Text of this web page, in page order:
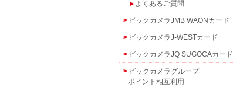
よくあるご質問
ビックカメラJMB WAONカード
ビックカメラJ-WESTカード
ビックカメラJQ SUGOCAカード
ビックカメラグループ
ポイント相互利用